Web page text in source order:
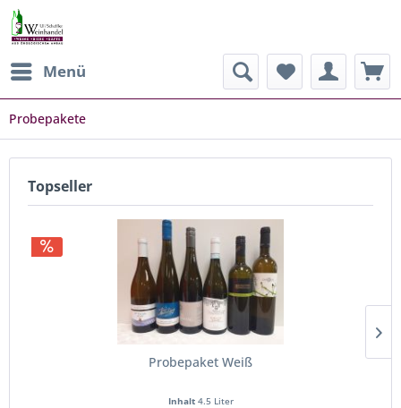
Menü
Probepakete
Topseller
Probepaket Weiß
Inhalt 4.5 Liter